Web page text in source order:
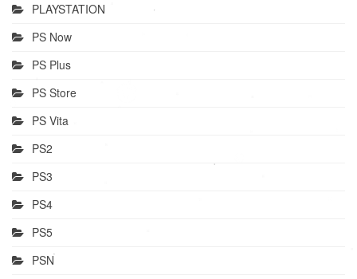
PLAYSTATION
PS Now
PS Plus
PS Store
PS Vita
PS2
PS3
PS4
PS5
PSN